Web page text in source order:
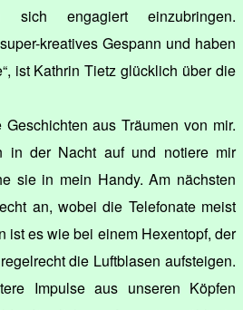
sich engagiert einzubringen.
kreatives Gespann und haben
ist Kathrin Tietz glücklich über die
Geschichten aus Träumen von mir.
in der Nacht auf und notiere mir
sie in mein Handy. Am nächsten
an, wobei die Telefonate meist
ist es wie bei einem Hexentopf, der
die Luftblasen aufsteigen.
Impulse aus unseren Köpfen